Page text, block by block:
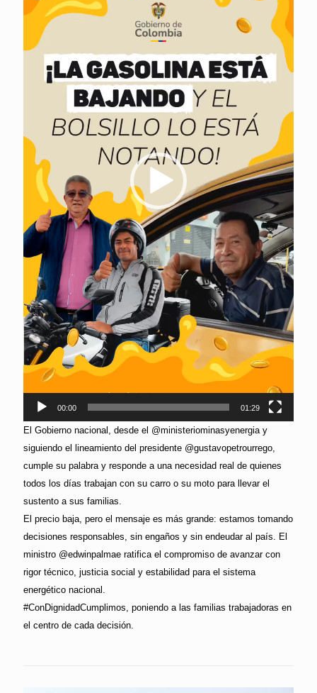
00:00 01:29
El Gobierno nacional, desde el @ministeriominasyenergia y
siguiendo el lineamiento del presidente @gustavopetrourrego,
cumple su palabra y responde a una necesidad real de quienes
todos los días trabajan con su carro o su moto para llevar el
sustento a sus familias.
El precio baja, pero el mensaje es más grande: estamos tomando
decisiones responsables, sin engaños y sin endeudar al país. El
ministro @edwinpalmae ratifica el compromiso de avanzar con
rigor técnico, justicia social y estabilidad para el sistema
energético nacional.
#ConDignidadCumplimos, poniendo a las familias trabajadoras en
el centro de cada decisión.